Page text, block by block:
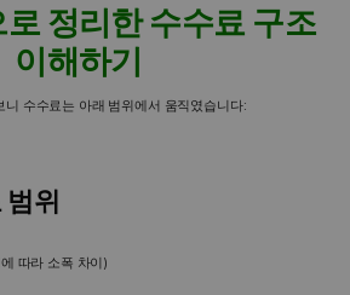
정리한 수수료 구조
이해하기
니 수수료는 아래 범위에서 움직였습니다:
범위
따라 소폭 차이)